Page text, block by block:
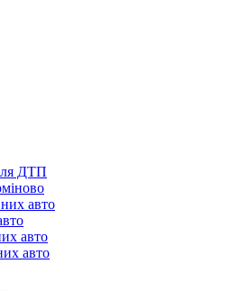
ДТП
авто
авто
авто